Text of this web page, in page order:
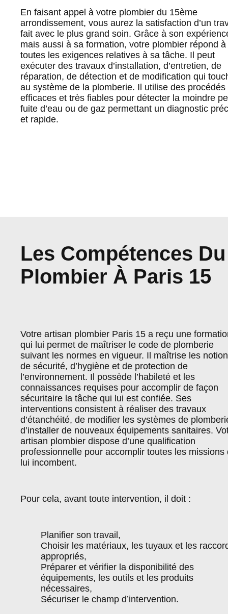
En faisant appel à votre plombier du 15ème
arrondissement, vous aurez la satisfaction d’un
fait avec le plus grand soin. Grâce à son
mais aussi à sa formation, votre plombier répond à
toutes les exigences relatives à sa tâche. Il peut
exécuter des travaux d’installation, d’entretien, de
réparation, de détection et de modification qui
au système de la plomberie. Il utilise des procédés
efficaces et très fiables pour détecter la moindre
fuite d’eau ou de gaz permettant un diagnostic
et rapide.
Les Compétences Du
Plombier À Paris 15
Votre artisan plombier Paris 15 a reçu une
qui lui permet de maîtriser le code de plomberie
suivant les normes en vigueur. Il maîtrise les
de sécurité, d’hygiène et de protection de
l’environnement. Il possède l’habileté et les
connaissances requises pour accomplir de façon
sécuritaire la tâche qui lui est confiée. Ses
interventions consistent à réaliser des travaux
d’étanchéité, de modifier les systèmes de
d’installer de nouveaux équipements sanitaires.
artisan plombier dispose d’une qualification
professionnelle pour accomplir toutes les missions
lui incombent.
Pour cela, avant toute intervention, il doit :
Planifier son travail,
Choisir les matériaux, les tuyaux et les
appropriés,
Préparer et vérifier la disponibilité des
équipements, les outils et les produits
nécessaires,
Sécuriser le champ d’intervention.